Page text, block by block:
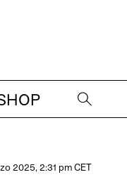
→
2025, 2:31 pm CET